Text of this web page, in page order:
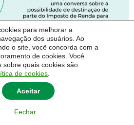
para melhorar a
dos usuários. Ao
o site, você concorda com a
de cookies. Você
sobre quais cookies são
de cookies
Aceitar
Fechar